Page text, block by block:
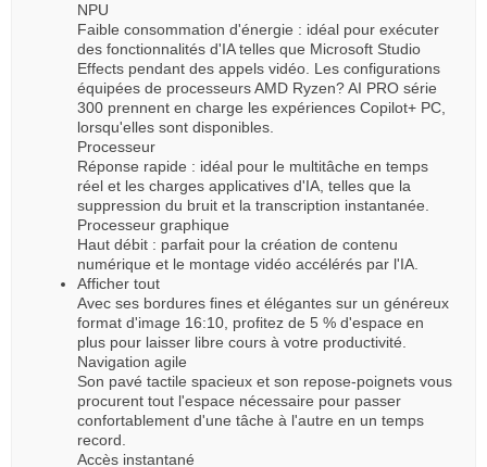
NPU
Faible consommation d'énergie : idéal pour exécuter
des fonctionnalités d'IA telles que Microsoft Studio
Effects pendant des appels vidéo. Les configurations
équipées de processeurs AMD Ryzen? AI PRO série
300 prennent en charge les expériences Copilot+ PC,
lorsqu'elles sont disponibles.
Processeur
Réponse rapide : idéal pour le multitâche en temps
réel et les charges applicatives d'IA, telles que la
suppression du bruit et la transcription instantanée.
Processeur graphique
Haut débit : parfait pour la création de contenu
numérique et le montage vidéo accélérés par l'IA.
Afficher tout
Avec ses bordures fines et élégantes sur un généreux
format d'image 16:10, profitez de 5 % d'espace en
plus pour laisser libre cours à votre productivité.
Navigation agile
Son pavé tactile spacieux et son repose-poignets vous
procurent tout l'espace nécessaire pour passer
confortablement d'une tâche à l'autre en un temps
record.
Accès instantané